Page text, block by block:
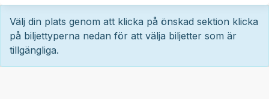
Välj din plats genom att klicka på önskad sektion klicka
på biljettyperna nedan för att välja biljetter som är
tillgängliga.